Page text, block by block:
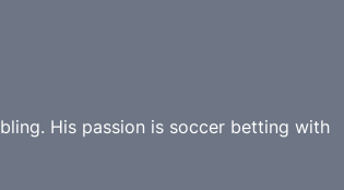
His passion is soccer betting with